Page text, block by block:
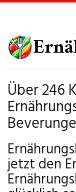
main
content
Über 246
jetzt den